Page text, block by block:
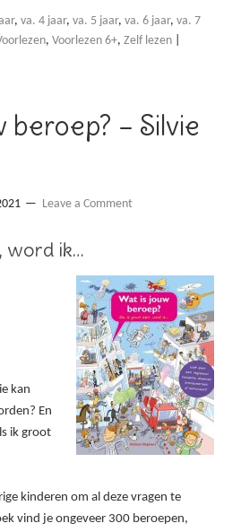
, va. 4 jaar, va. 5 jaar, va. 6 jaar, va. 7
, Voorlezen 6+, Zelf lezen
– Silvie
Leave a Comment
word ik…
kan
En
ik groot
kinderen om al deze vragen te
vind je ongeveer 300 beroepen,